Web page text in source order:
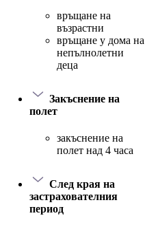
връщане на
възрастни
връщане у дома на
непълнолетни
деца
Закъснение на
полет
закъснение на
полет над 4 часа
След края на
застрахователния
период